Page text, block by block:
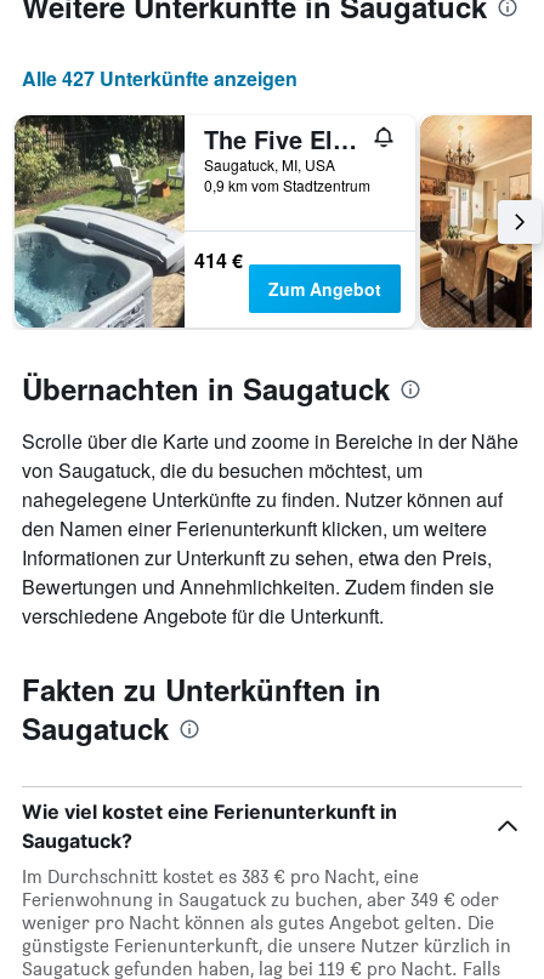
anzeigt.
das
Das
hat
1
X-
Achse,
die
die
Anzahl
der
Tage
Aufenthalt
anzeigt
Das
Diagramm
hat
1
Y-
Achse,
die
den
durchschnittlichen
Alle 427 Unterkünfte anzeigen
The Five Eleven
Saugatuck, MI, USA
0,9 km vom Stadtzentrum
414 €
Zum Angebot
Übernachten in Saugatuck
Scrolle über die Karte und zoome in Bereiche in der Nähe
von Saugatuck, die du besuchen möchtest, um
nahegelegene Unterkünfte zu finden. Nutzer können auf
den Namen einer Ferienunterkunft klicken, um weitere
Informationen zur Unterkunft zu sehen, etwa den Preis,
Bewertungen und Annehmlichkeiten. Zudem finden sie
verschiedene Angebote für die Unterkunft.
Fakten zu Unterkünften in
Saugatuck
Wie viel kostet eine Ferienunterkunft in
Saugatuck?
Im Durchschnitt kostet es 383 € pro Nacht, eine
Ferienwohnung in Saugatuck zu buchen, aber 349 € oder
weniger pro Nacht können als gutes Angebot gelten. Die
günstigste Ferienunterkunft, die unsere Nutzer kürzlich in
Saugatuck gefunden haben, lag bei 119 € pro Nacht. Falls